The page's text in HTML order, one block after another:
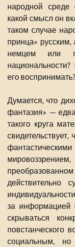
народной среде
какой смысл он
таком случае
принца»
немцем или
его воспринимать?
Думается, что
фантазия» —
такого круга
преобразованном
действительно
за информацией
скрываться
повстанческого
социальным,